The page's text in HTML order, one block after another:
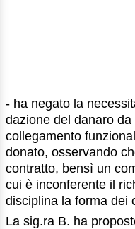
- ha negato la
dazione del danaro
collegamento
donato, osservando
contratto, bensì un
cui è inconferente il
disciplina la forma dei
La sig.ra B. ha